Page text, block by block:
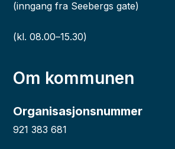
(inngang fra Seebergs gate)
(kl. 08.00–15.30)
Om kommunen
Organisasjonsnummer
921 383 681